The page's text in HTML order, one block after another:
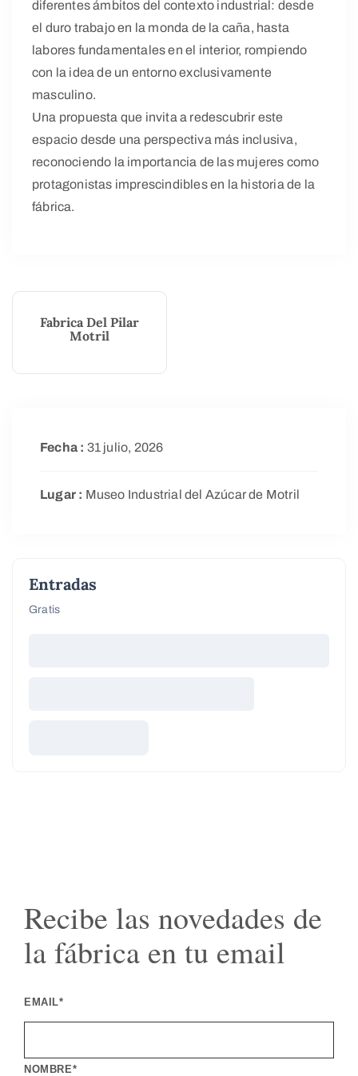
diferentes ámbitos del contexto industrial: desde
el duro trabajo en la monda de la caña, hasta
labores fundamentales en el interior, rompiendo
con la idea de un entorno exclusivamente
masculino.
Una propuesta que invita a redescubrir este
espacio desde una perspectiva más inclusiva,
reconociendo la importancia de las mujeres como
protagonistas imprescindibles en la historia de la
fábrica.
Fabrica Del Pilar
Motril
Fecha : 31 julio, 2026
Lugar : Museo Industrial del Azúcar de Motril
Entradas
Gratis
Recibe las novedades de
la fábrica en tu email
EMAIL*
NOMBRE*